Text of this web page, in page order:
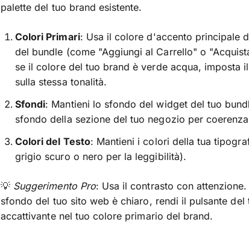
palette del tuo brand esistente.
Colori Primari: Usa il colore d'accento principale
del bundle (come "Aggiungi al Carrello" o
se il colore del tuo brand è verde acqua, imposta
sulla stessa tonalità.
Sfondi: Mantieni lo sfondo del widget del tuo
sfondo della sezione del tuo negozio per
Colori del Testo: Mantieni i colori della tua
grigio scuro o nero per la leggibilità).
💡 Suggerimento Pro: Usa il contrasto con
sfondo del tuo sito web è chiaro, rendi il pulsante del
accattivante nel tuo colore primario del brand.